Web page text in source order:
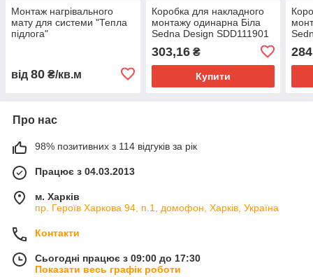
Монтаж нагрівального
мату для системи "Тепла
підлога"
від 80 ₴/кв.м
Коробка для накладного
монтажу одинарна Біла
Sedna Design SDD111901
303,16₴
Купити
Про нас
98% позитивних з 114 відгуків за рік
Працює з 04.03.2013
м. Харків
пр. Героїв Харкова 94, п.1, домофон, Харків, Україна
Контакти
Сьогодні працює з 09:00 до 17:30
Показати весь графік роботи